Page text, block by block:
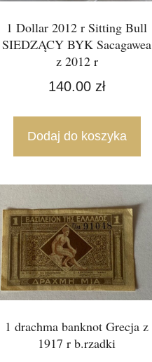
1 Dollar 2012 r Sitting Bull
SIEDZĄCY BYK Sacagawea
z 2012 r
140.00 zł
Dodaj do koszyka
1 drachma banknot Grecja z
1917 r b.rzadki